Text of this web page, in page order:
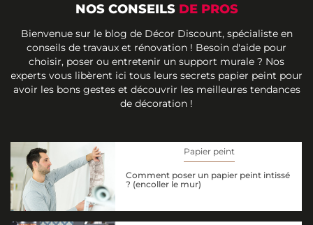
NOS CONSEILS DE PROS
Bienvenue sur le blog de Décor Discount, spécialiste en
conseils de travaux et rénovation ! Besoin d'aide pour
choisir, poser ou entretenir un support murale ? Nos
experts vous libèrent ici tous leurs secrets papier peint pour
avoir les bons gestes et découvrir les meilleures tendances
de décoration !
Papier peint
Comment poser un papier peint intissé
? (encoller le mur)